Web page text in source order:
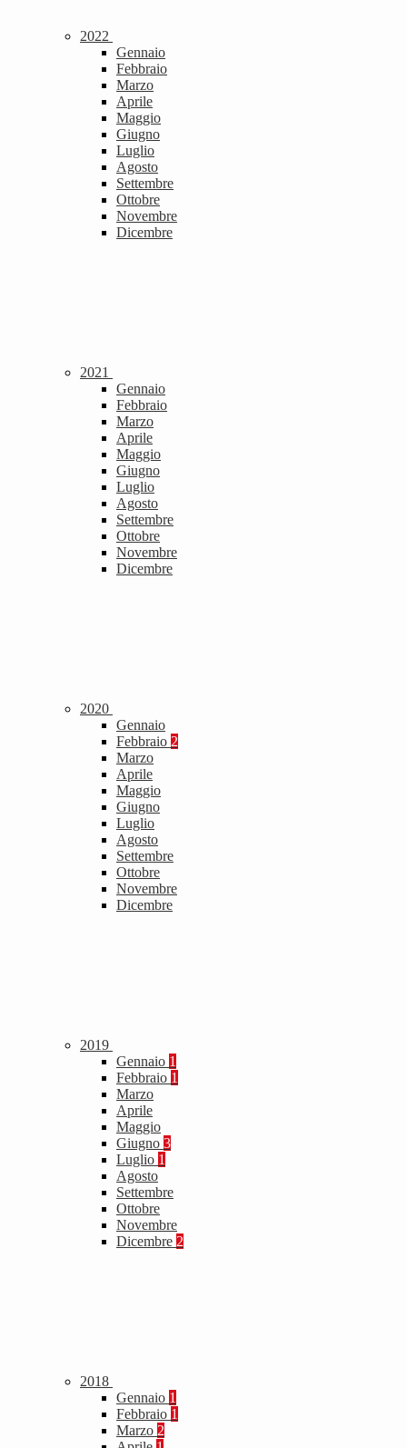
2022
Gennaio
Febbraio
Marzo
Aprile
Maggio
Giugno
Luglio
Agosto
Settembre
Ottobre
Novembre
Dicembre
2021
Gennaio
Febbraio
Marzo
Aprile
Maggio
Giugno
Luglio
Agosto
Settembre
Ottobre
Novembre
Dicembre
2020
Gennaio
Febbraio 2
Marzo
Aprile
Maggio
Giugno
Luglio
Agosto
Settembre
Ottobre
Novembre
Dicembre
2019
Gennaio 1
Febbraio 1
Marzo
Aprile
Maggio
Giugno 3
Luglio 1
Agosto
Settembre
Ottobre
Novembre
Dicembre 2
2018
Gennaio 1
Febbraio 1
Marzo 2